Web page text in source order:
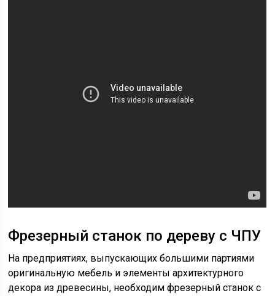
Фрезерный станок по дереву с ЧПУ
На предприятиях, выпускающих большими партиями
оригинальную мебель и элементы архитектурного
декора из древесины, необходим фрезерный станок с